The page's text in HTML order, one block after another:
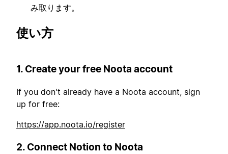
み取ります。
使い方
1. Create your free Noota account
If you don't already have a Noota account, sign
up for free:
https://app.noota.io/register
2. Connect Notion to Noota